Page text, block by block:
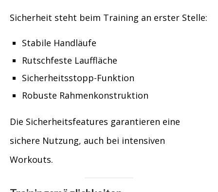
Sicherheit steht beim Training an erster Stelle:
Stabile Handläufe
Rutschfeste Lauffläche
Sicherheitsstopp-Funktion
Robuste Rahmenkonstruktion
Die Sicherheitsfeatures garantieren eine
sichere Nutzung, auch bei intensiven
Workouts.